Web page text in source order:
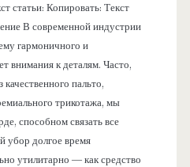
статьи: Копировать: Текст
В современной индустрии
гармоничного и
внимания к деталям. Часто,
пальто,
трикотажа, мы
способном связать все
убор долгое время
утилитарно — как средство